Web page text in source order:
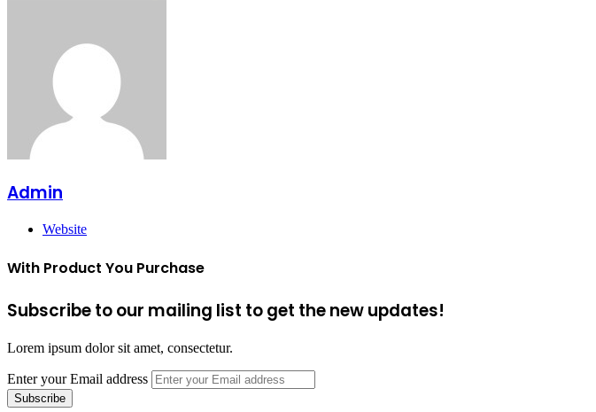
Admin
Website
With Product You Purchase
Subscribe to our mailing list to get the new updates!
Lorem ipsum dolor sit amet, consectetur.
Enter your Email address